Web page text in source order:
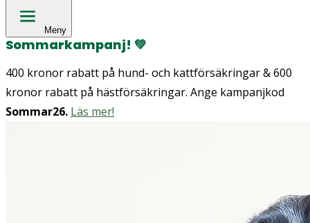
Meny
Sommarkampanj! 💚
400 kronor rabatt på hund- och kattförsäkringar & 600
kronor rabatt på hästförsäkringar. Ange kampanjkod
Sommar26. Läs mer!